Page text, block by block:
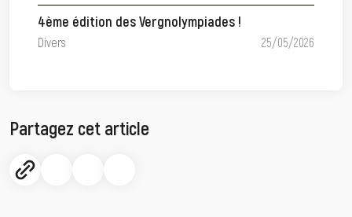
4ème édition des Vergnolympiades !
Divers 25/05/2026
Partagez cet article